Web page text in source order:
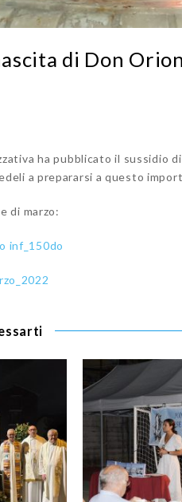
di Don
ha pubblicato il sussidio
a prepararsi a questo
di marzo:
inf_150do